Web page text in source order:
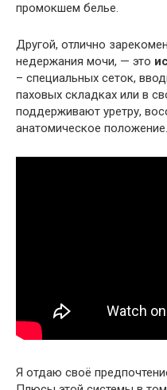
промокшем белье.
Другой, отлично
недержания мочи, — это
– специальных сеток,
паховых складках или в
поддерживают уретру,
анатомическое положение.
Я отдаю своё